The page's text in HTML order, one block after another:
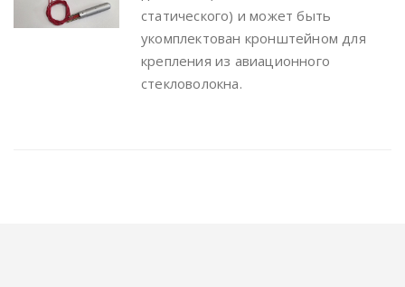
статического) и может быть
укомплектован кронштейном для
крепления из авиационного
стекловолокна.